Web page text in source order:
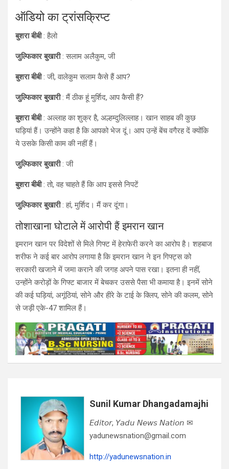
ऑडियो का ट्रांसक्रिप्ट
बुशरा बीबी: हैलो
जुल्फिकार बुखारी: सलाम अलैकुम, जी
बुशरा बीबी: जी, वालेकुम सलाम कैसे हैं आप?
जुल्फिकार बुखारी: मैं ठीक हूं मुर्शिद, आप कैसी हैं?
बुशरा बीबी: अल्लाह का शुक्र है, अल्हम्दुलिल्लाह। खान साहब की कुछ
घड़ियां हैं। उन्होंने कहा है कि आपको भेज दूं। आप उन्हें बेंच वगैरह दें क्योंकि
ये उसके किसी काम की नहीं हैं।
जुल्फिकार बुखारी: जी
बुशरा बीबी: तो, वह चाहते हैं कि आप इससे निपटें
जुल्फिकार बुखारी: हां, मुर्शिद। मैं कर दूंगा।
तोशाखाना घोटाले में आरोपी हैं इमरान खान
इमरान खान पर विदेशों से मिले गिफ्ट में हेराफेरी करने का आरोप है। शहबाज
शरीफ ने कई बार आरोप लगाया है कि इमरान खान ने इन गिफ्ट्स को
सरकारी खजाने में जमा कराने की जगह अपने पास रखा। इतना ही नहीं,
उन्होंने करोड़ों के गिफ्ट बाजार में बेचकर उससे पैसा भी कमाया है। इनमें सोने
की कई घड़ियां, अगूंठियां, सोने और हीरे के टाई के क्लिप, सोने की कलम, सोने
से जड़ी एके-47 शामिल हैं।
Sunil Kumar Dhangadamajhi
𝘌𝘥𝘪𝘵𝘰𝘳, 𝘠𝘢𝘥𝘶 𝘕𝘦𝘸𝘴 𝘕𝘢𝘵𝘪𝘰𝘯 ✉
yadunewsnation@gmail.com
http://yadunewsnation.in